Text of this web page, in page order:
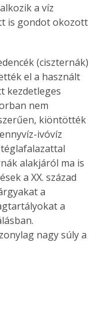
a víz
is gondot okozott
(ciszternák)
el a használt
kezdetleges
nem
kiöntötték
ivóvíz
alakjáról ma is
a XX. század
a
a
nagy súly a